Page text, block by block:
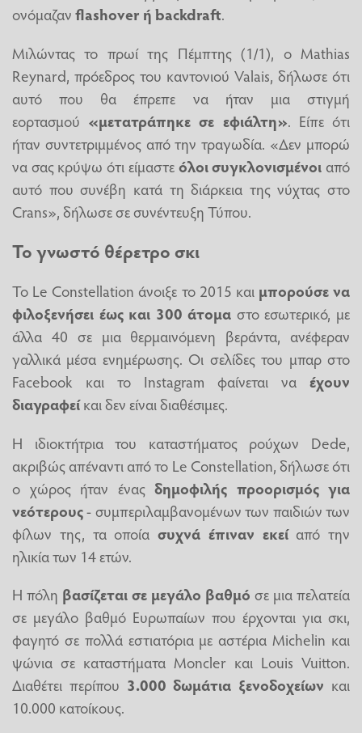
ονόμαζανflashover ή backdraft.
Μιλώντας το πρωί της Πέμπτης (1/1), ο Mathias
Reynard, πρόεδρος του καντονιού Valais, δήλωσε ότι
αυτό που θα έπρεπε να ήταν μια στιγμή
εορτασμού «μετατράπηκε σε εφιάλτη». Είπε ότι
ήταν συντετριμμένος από την τραγωδία. «Δεν μπορώ
να σας κρύψω ότι είμαστεόλοι συγκλονισμένοι από
αυτό που συνέβη κατά τη διάρκεια της νύχτας στο
Crans», δήλωσε σε συνέντευξη Τύπου.
Το γνωστό θέρετρο σκι
Το Le Constellation άνοιξε το 2015 καιμπορούσε να
φιλοξενήσει έως και 300 άτομα στο εσωτερικό, με
άλλα 40 σε μια θερμαινόμενη βεράντα, ανέφεραν
γαλλικά μέσα ενημέρωσης. Οι σελίδες του μπαρ στο
Facebook και το Instagram φαίνεται να έχουν
διαγραφείκαι δεν είναι διαθέσιμες.
Η ιδιοκτήτρια του καταστήματος ρούχων Dede,
ακριβώς απέναντι από το Le Constellation, δήλωσε ότι
ο χώρος ήταν ένας δημοφιλής προορισμός για
νεότερους- συμπεριλαμβανομένων των παιδιών των
φίλων της, τα οποία συχνά έπιναν εκείαπό την
ηλικία των 14 ετών.
Η πόλη βασίζεται σε μεγάλο βαθμό σε μια πελατεία
σε μεγάλο βαθμό Ευρωπαίων που έρχονται για σκι,
φαγητό σε πολλά εστιατόρια με αστέρια Michelin και
ψώνια σε καταστήματα Moncler και Louis Vuitton.
Διαθέτει περίπου 3.000 δωμάτια ξενοδοχείων και
10.000 κατοίκους.